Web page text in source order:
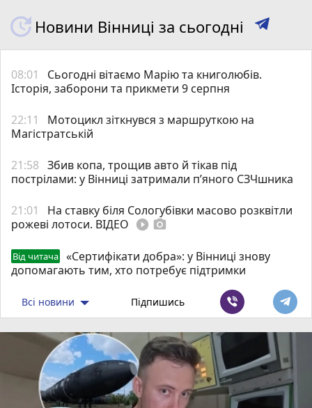
Новини Вінниці за сьогодні
08:01
Сьогодні вітаємо Марію та книголюбів.
Історія, заборони та прикмети 9 серпня
22:11
Мотоцикл зіткнувся з маршруткою на
Магістратській
21:58 Збив копа, трощив авто й тікав під
пострілами: у Вінниці затримали п’яного СЗЧшника
21:01
На ставку біля Сологубівки масово розквітли
рожеві лотоси. ВІДЕО play_circle_filled photo_camera
Від читача
«Сертифікати добра»: у Вінниці знову
допомагають тим, хто потребує підтримки
Всі новини Підпишись